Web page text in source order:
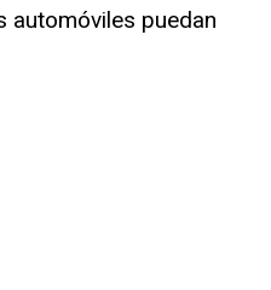
automóviles puedan